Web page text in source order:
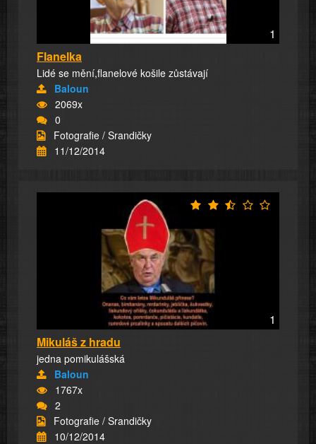
1
Flanelka
Lidé se mění,flanelové košile zůstávají
Baloun
2069x
0
Fotografie / Srandičky
11/12/2014
1
Mikuláš z hradu
jedna pomikulášská
Baloun
1767x
2
Fotografie / Srandičky
10/12/2014